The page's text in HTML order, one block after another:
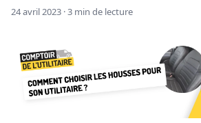
24 avril 2023 · 3 min de lecture